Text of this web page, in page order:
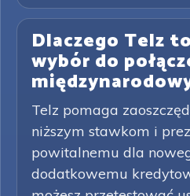
Dlaczego Telz
wybór do
Telz pomaga
niższym stawkom i
powitalnemu dla
dodatkowemu